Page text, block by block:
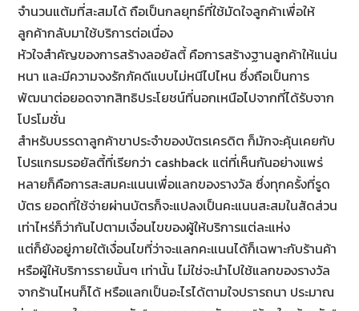
จำนวนแต้มที่สะสมได้ ถือเป็นกลยุทธ์ที่ใช้มัดใจลูกค้าเพื่อให้
ลูกค้ากลับมาใช้บริการต่อเนื่อง
หัวใจสำคัญของการสร้างลอยัลตี้ คือการสร้างฐานลูกค้าให้แน่น
หนา และมีความจงรักภัคดีแบบไม่หนีไปไหน ซึ่งถือเป็นการ
พัฒนาต่อยอดจากสิทธิประโยชน์ที่นอกเหนือไปจากที่ได้รับจาก
โปรโมชั่น
สำหรับบรรดาลูกค้าขาประจำของบัตรเครดิต ก็มักจะคุ้นเคยกับ
โปรแกรมรอยัลตี้ที่เรียกว่า cashback แต่ที่เห็นกันอย่างแพร่
หลายก็คือการสะสมคะแนนเพื่อแลกของรางวัล ซึ่งทุกครั้งที่รูด
บัตร ยอดที่ใช้จ่ายผ่านบัตรก็จะแปลงเป็นคะแนนสะสมในสัดส่วน
เท่าไหร่ก็ว่ากันไปตามเงื่อนไขของผู้ให้บริการแต่ละแห่ง
แต่ก็ยังอยู่ภายใต้เงื่อนไขที่ว่าจะแลกคะแนนได้ก็เฉพาะกับร้านค้า
หรือผู้ให้บริการรายนั้นๆ เท่านั้น ไม่ใช่จะนำไปใช้แลกของรางวัล
จากร้านไหนก็ได้ หรือแลกเป็นอะไรได้ตามใจปรารถนา ประมาณ